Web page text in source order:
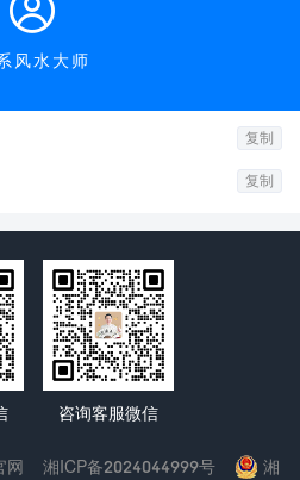
风水大师
复制
复制
咨询客服微信
网 湘ICP备2024044999号 湘